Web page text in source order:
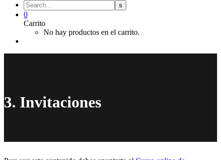
0
Carrito
No hay productos en el carrito.
3. Invitaciones